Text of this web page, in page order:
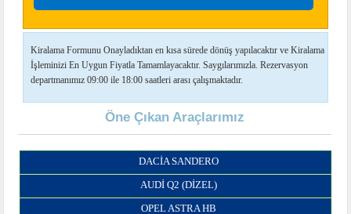
Kiralama Formunu Onayladıktan en kısa sürede dönüş yapılacaktır ve Kiralama
İşleminizi En Uygun Fiyatla Tamamlayacaktır. Saygılarımızla. Rezervasyon
departmanımız 09:00 ile 18:00 saatleri arası çalışmaktadır.
Öne Çıkan Araçlarımız
DACIA SANDERO
AUDI Q2 (DIZEL)
OPEL ASTRA HB